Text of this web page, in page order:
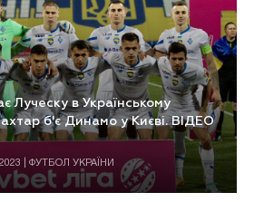
Луческу в Українському
б'є Динамо у Києві. ВІДЕО
2023 | ФУТБОЛ УКРАЇНИ